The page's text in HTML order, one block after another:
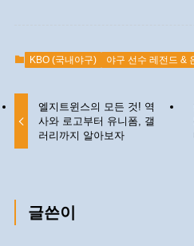
KBO (국내야구) 야구 선수 레전드 &
엘지트윈스의 모든 것! 역
사와 로고부터 유니폼, 갤
러리까지 알아보자
글쓴이